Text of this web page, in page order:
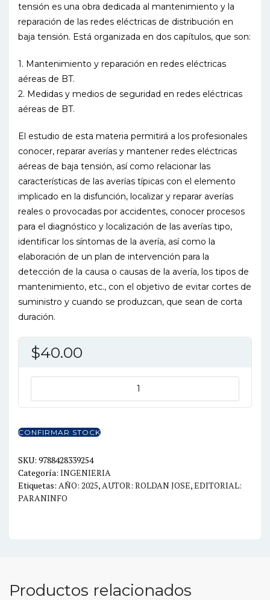
tensión es una obra dedicada al mantenimiento y la
reparación de las redes eléctricas de distribución en
baja tensión. Está organizada en dos capítulos, que son:
1. Mantenimiento y reparación en redes eléctricas
aéreas de BT.
2. Medidas y medios de seguridad en redes eléctricas
aéreas de BT.
El estudio de esta materia permitirá a los profesionales
conocer, reparar averías y mantener redes eléctricas
aéreas de baja tensión, así como relacionar las
características de las averías típicas con el elemento
implicado en la disfunción, localizar y reparar averías
reales o provocadas por accidentes, conocer procesos
para el diagnóstico y localización de las averías tipo,
identificar los síntomas de la avería, así como la
elaboración de un plan de intervención para la
detección de la causa o causas de la avería, los tipos de
mantenimiento, etc., con el objetivo de evitar cortes de
suministro y cuando se produzcan, que sean de corta
duración.
$40.00
ELECTRICAS
BAJA
TENSION
UF0893
cantidad
CONFIRMAR STOCK
SKU: 9788428339254
Categoría: INGENIERIA
Etiquetas: AÑO: 2025, AUTOR: ROLDAN JOSE,EDITORIAL:
PARANINFO
Productos relacionados